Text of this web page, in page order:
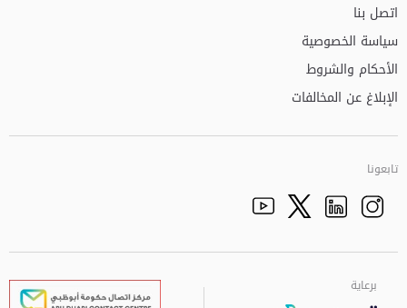
اتصل بنا
سياسة الخصوصية
الأحكام والشروط
الإبلاغ عن المخالفات
تابعونا
Facebook
Instagramالذهاب الى تم
Twitter
Youtube
برعاية